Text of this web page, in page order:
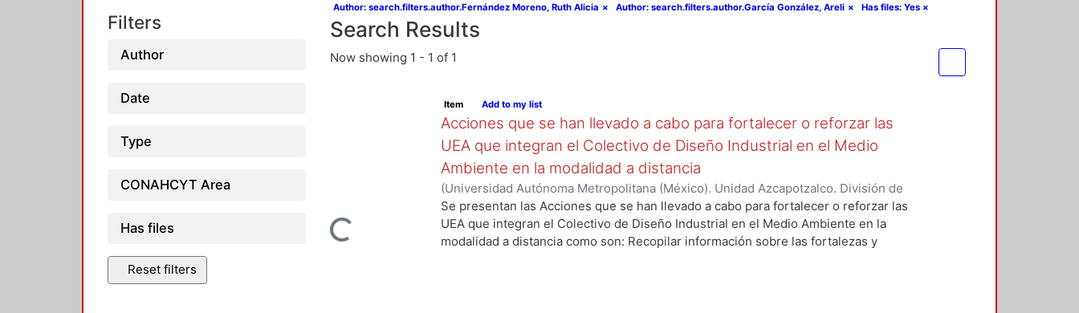
Filters
Author
Date
Type
CONAHCYT Area
Has files
Reset filters
Author: search.filters.author.Fernández Moreno, Ruth Alicia × Author: search.filters.author.García González, Areli × Has files: Yes ×
Search Results
Now showing 1 - 1 of 1
Loading...
Item Add to my list
Acciones que se han llevado a cabo para fortalecer o reforzar las
UEA que integran el Colectivo de Diseño Industrial en el Medio
Ambiente en la modalidad a distancia
(Universidad Autónoma Metropolitana (México). Unidad Azcapotzalco. División de
Ciencias y Artes para el Diseño. Departamento de Medio Ambiente para el Diseño.
2021-03)Aguilar Montoya, Georgina;Ando Ashijara, Luis Yoshiaki;Fernández
Moreno, Ruth Alicia;García González, Areli ;Jiménez Seade, Haydeé Alejandra
Se presentan las Acciones que se han llevado a cabo para fortalecer o reforzar las
UEA que integran el Colectivo de Diseño Industrial en el Medio Ambiente en la
modalidad a distancia como son: Recopilar información sobre las fortalezas y